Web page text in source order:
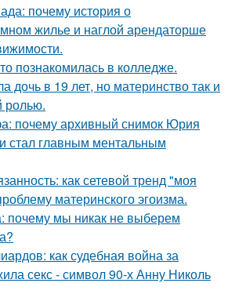
почему история о
жилье и наглой арендаторше
познакомилась в колледже.
дочь в 19 лет, но материнство так и
ролью.
почему архивный снимок Юрия
стал главным ментальным
как сетевой тренд "моя
материнского эгоизма.
почему мы никак не выберем
как судебная война за
секс - символ 90-х Анну Николь